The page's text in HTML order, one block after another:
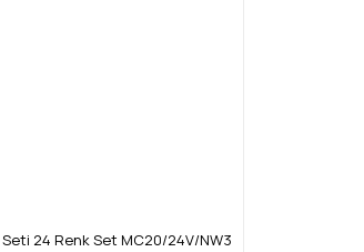
24 Renk Set MC20/24V/NW3